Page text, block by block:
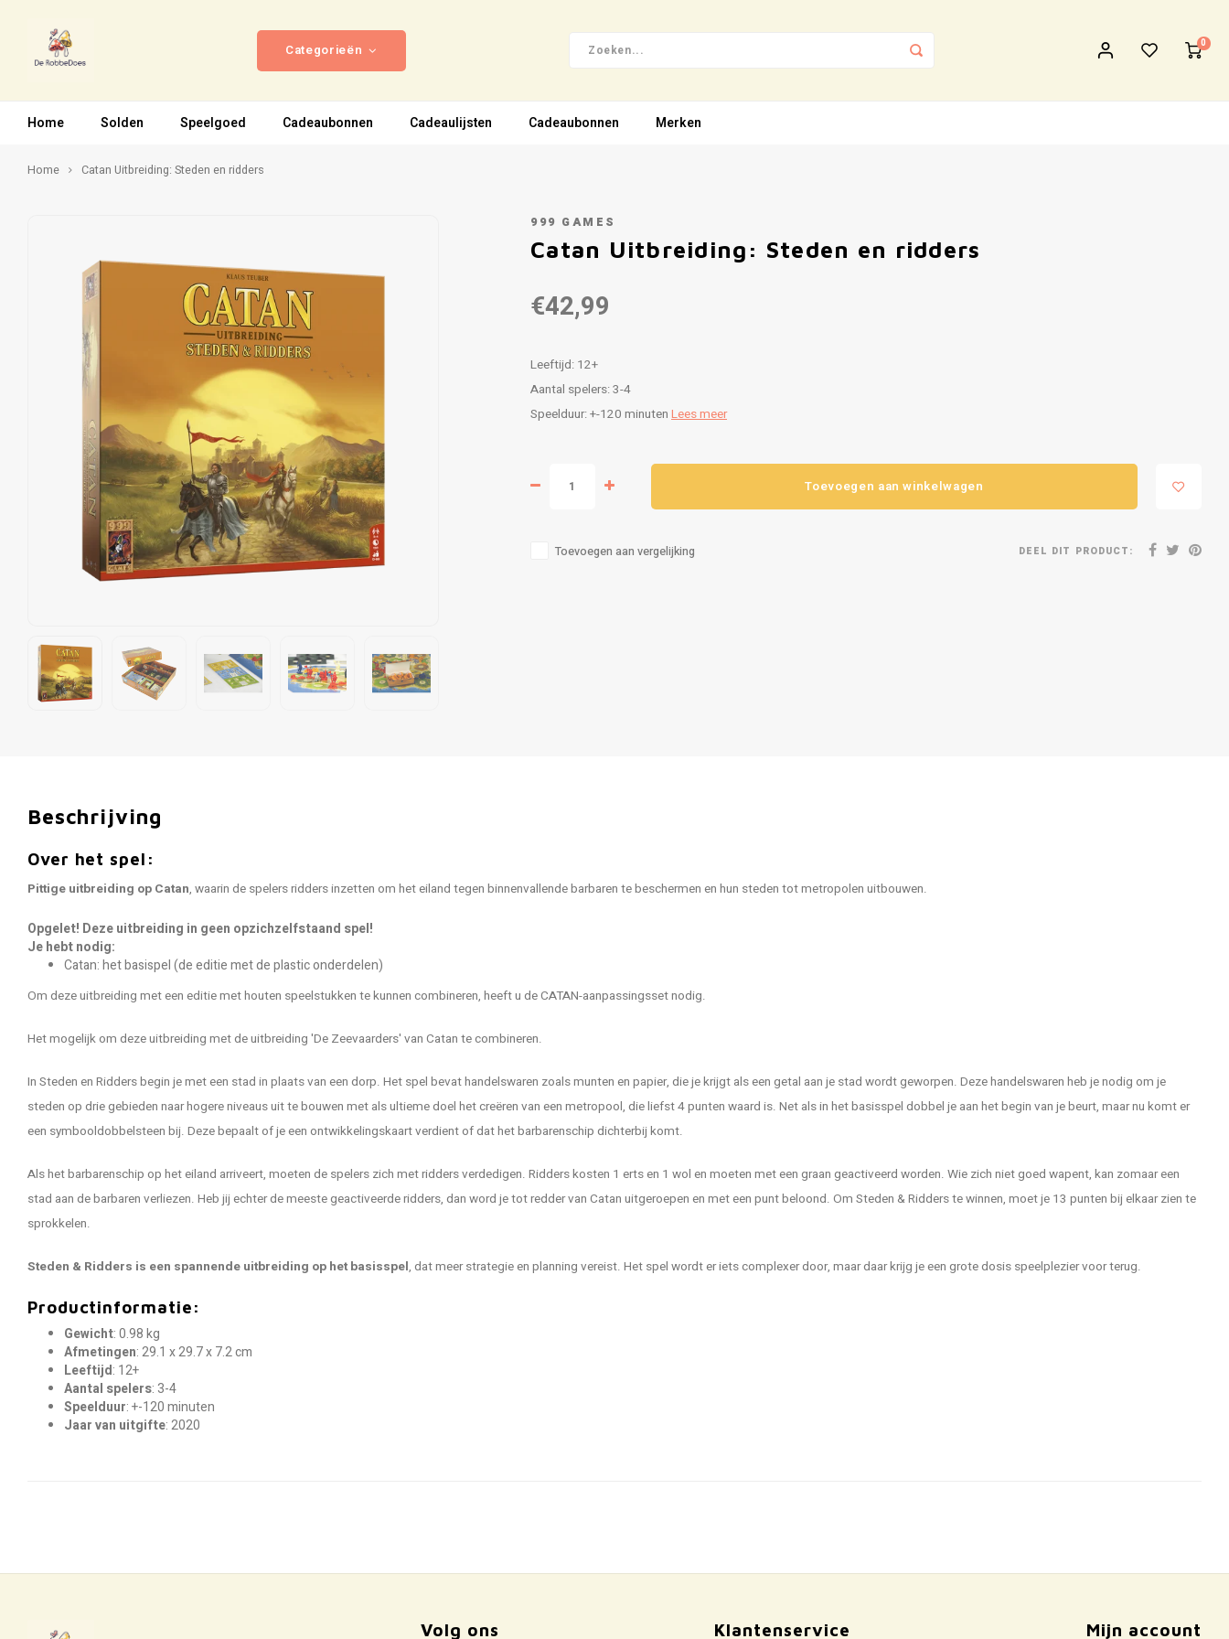
Categorieën 0
Home Solden Speelgoed Cadeaubonnen Cadeaulijsten Cadeaubonnen Merken
Home Catan Uitbreiding: Steden en ridders
999 GAMES
Catan Uitbreiding: Steden en ridders
€42,99
Leeftijd: 12+
Aantal spelers: 3-4
Speelduur: +-120 minuten Lees meer
Toevoegen aan winkelwagen
Toevoegen aan vergelijking DEEL DIT PRODUCT:
Beschrijving
Over het spel:
Pittige uitbreiding op Catan, waarin de spelers ridders inzetten om het eiland tegen binnenvallende barbaren te beschermen en hun steden tot metropolen uitbouwen.
Opgelet! Deze uitbreiding in geen opzichzelfstaand spel!
Je hebt nodig:
Catan: het basispel (de editie met de plastic onderdelen)
Om deze uitbreiding met een editie met houten speelstukken te kunnen combineren, heeft u de CATAN-aanpassingsset nodig.
Het mogelijk om deze uitbreiding met de uitbreiding 'De Zeevaarders' van Catan te combineren.
In Steden en Ridders begin je met een stad in plaats van een dorp. Het spel bevat handelswaren zoals munten en papier, die je krijgt als een getal aan je stad wordt geworpen. Deze handelswaren heb je nodig om je
steden op drie gebieden naar hogere niveaus uit te bouwen met als ultieme doel het creëren van een metropool, die liefst 4 punten waard is. Net als in het basisspel dobbel je aan het begin van je beurt, maar nu komt er
een symbooldobbelsteen bij. Deze bepaalt of je een ontwikkelingskaart verdient of dat het barbarenschip dichterbij komt.
Als het barbarenschip op het eiland arriveert, moeten de spelers zich met ridders verdedigen. Ridders kosten 1 erts en 1 wol en moeten met een graan geactiveerd worden. Wie zich niet goed wapent, kan zomaar een
stad aan de barbaren verliezen. Heb jij echter de meeste geactiveerde ridders, dan word je tot redder van Catan uitgeroepen en met een punt beloond. Om Steden & Ridders te winnen, moet je 13 punten bij elkaar zien te
sprokkelen.
Steden & Ridders is een spannende uitbreiding op het basisspel, dat meer strategie en planning vereist. Het spel wordt er iets complexer door, maar daar krijg je een grote dosis speelplezier voor terug.
Productinformatie:
Gewicht: 0.98 kg
Afmetingen: 29.1 x 29.7 x 7.2 cm
Leeftijd: 12+
Aantal spelers: 3-4
Speelduur: +-120 minuten
Jaar van uitgifte: 2020
Volg ons Klantenservice Mijn account